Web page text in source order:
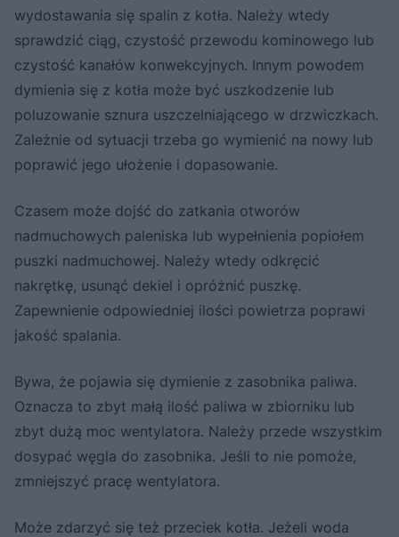
wydostawania się spalin z kotła. Należy wtedy
sprawdzić ciąg, czystość przewodu kominowego lub
czystość kanałów konwekcyjnych. Innym powodem
dymienia się z kotła może być uszkodzenie lub
poluzowanie sznura uszczelniającego w drzwiczkach.
Zależnie od sytuacji trzeba go wymienić na nowy lub
poprawić jego ułożenie i dopasowanie.
Czasem może dojść do zatkania otworów
nadmuchowych paleniska lub wypełnienia popiołem
puszki nadmuchowej. Należy wtedy odkręcić
nakrętkę, usunąć dekiel i opróżnić puszkę.
Zapewnienie odpowiedniej ilości powietrza poprawi
jakość spalania.
Bywa, że pojawia się dymienie z zasobnika paliwa.
Oznacza to zbyt małą ilość paliwa w zbiorniku lub
zbyt dużą moc wentylatora. Należy przede wszystkim
dosypać węgla do zasobnika. Jeśli to nie pomoże,
zmniejszyć pracę wentylatora.
Może zdarzyć się też przeciek kotła. Jeżeli woda